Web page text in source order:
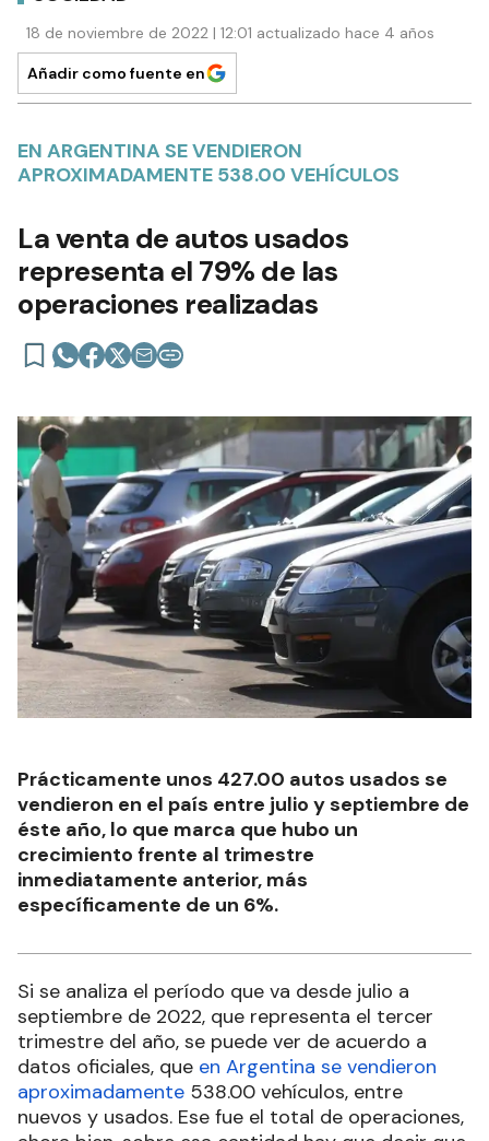
18 de noviembre de 2022 | 12:01 actualizado hace 4 años
Añadir como fuente en
EN ARGENTINA SE VENDIERON
APROXIMADAMENTE 538.00 VEHÍCULOS
La venta de autos usados
representa el 79% de las
operaciones realizadas
Prácticamente unos 427.00 autos usados se
vendieron en el país entre julio y septiembre de
éste año, lo que marca que hubo un
crecimiento frente al trimestre
inmediatamente anterior, más
específicamente de un 6%.
Si se analiza el período que va desde julio a
septiembre de 2022, que representa el tercer
trimestre del año, se puede ver de acuerdo a
datos oficiales, que en Argentina se vendieron
aproximadamente 538.00 vehículos, entre
nuevos y usados. Ese fue el total de operaciones,